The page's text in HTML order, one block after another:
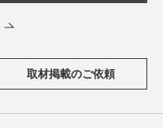
取材掲載のご依頼